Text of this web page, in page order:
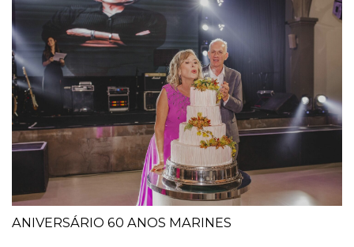
ANIVERSÁRIO 60 ANOS MARINES